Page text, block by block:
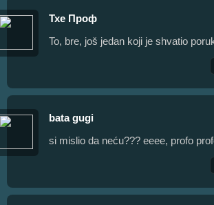
Тхе Проф
To, bre, još jedan koji je shvatio
bata gugi
si mislio da neću??? eeee, profo